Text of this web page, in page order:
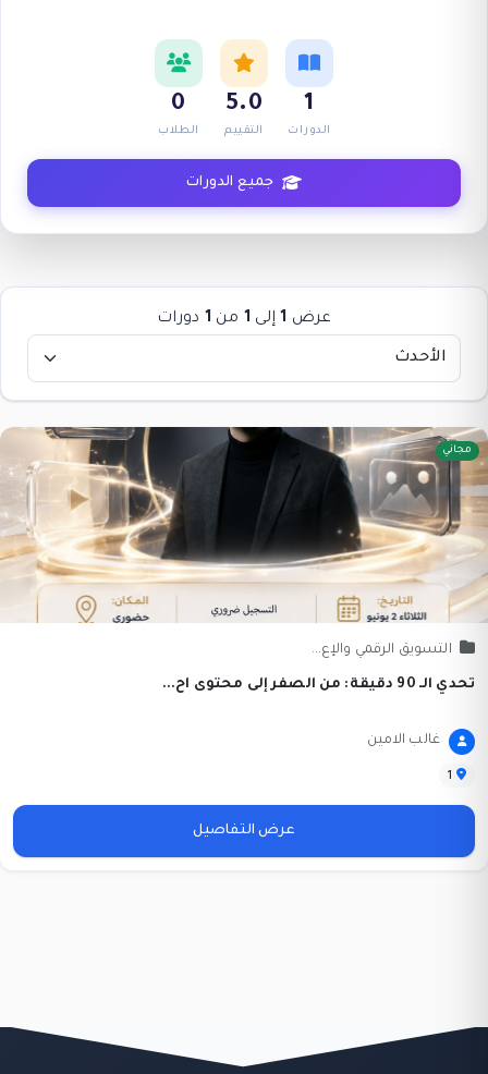
الدورات
5.0
التقييم الطلاب
جميع الدورات
عرض1إلى1من1دورات
مجاني
التسويق الرقمي والإع...
تحدي الـ 90 دقيقة: من الصفر إلى محتوى اح...
غالب الامين
1
عرض التفاصيل